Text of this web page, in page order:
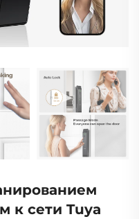
к сети Tuya